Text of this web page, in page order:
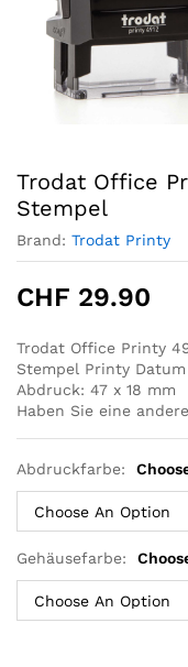
Trodat Office
Stempel
Brand: Trodat Printy
CHF 29.90
Trodat Office Printy
Stempel Printy
Abdruck: 47 x 18 mm
Haben Sie eine
Abdruckfarbe:
Gehäusefarbe: